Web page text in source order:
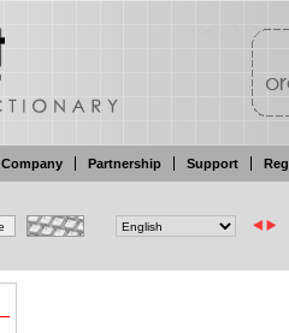
Company Partnership Support